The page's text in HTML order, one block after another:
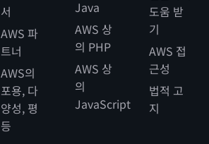
서
AWS 파
트너
AWS의
포용, 다
양성, 평
등
Java
AWS 상
의 PHP
AWS 상
의
JavaScript
도움 받
기
AWS 접
근성
법적 고
지